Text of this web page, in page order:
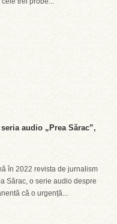
audio „Prea Sărac”,
în 2022 revista de jurnalism
Sărac, o serie audio despre
că o urgență...